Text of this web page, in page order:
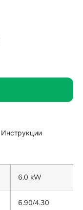
Инструкции
6.0 kW
6.90/4.30